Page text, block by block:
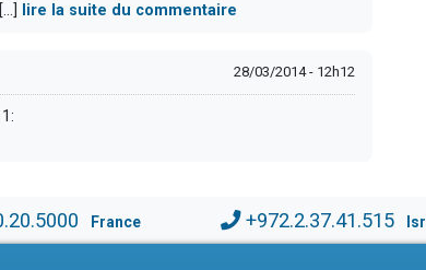
lire la suite du commentaire
28/03/2014 - 12h12
France +972.2.37.41.515